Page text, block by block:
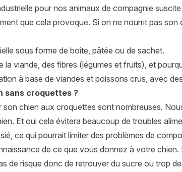
pour nos animaux de compagnie
que cela provoque. Si on ne nourrit pas
sous forme de boîte, pâtée ou de sachet.
la viande, des fibres (légumes et fruits), et
à base de viandes et poissons crus, avec
sans croquettes ?
son chien aux croquettes sont nombreuses.
Et oui cela évitera beaucoup de troubles
ce qui pourrait limiter des problèmes de
de ce que vous donnez à votre
de risque donc de retrouver du sucre ou trop